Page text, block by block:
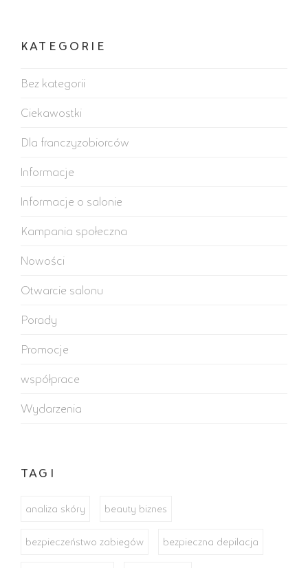
KATEGORIE
Bez kategorii
Ciekawostki
Dla franczyzobiorców
Informacje
Informacje o salonie
Kampania społeczna
Nowości
Otwarcie salonu
Porady
Promocje
współprace
Wydarzenia
TAGI
analiza skóry beauty biznes
bezpieczeństwo zabiegów bezpieczna depilacja